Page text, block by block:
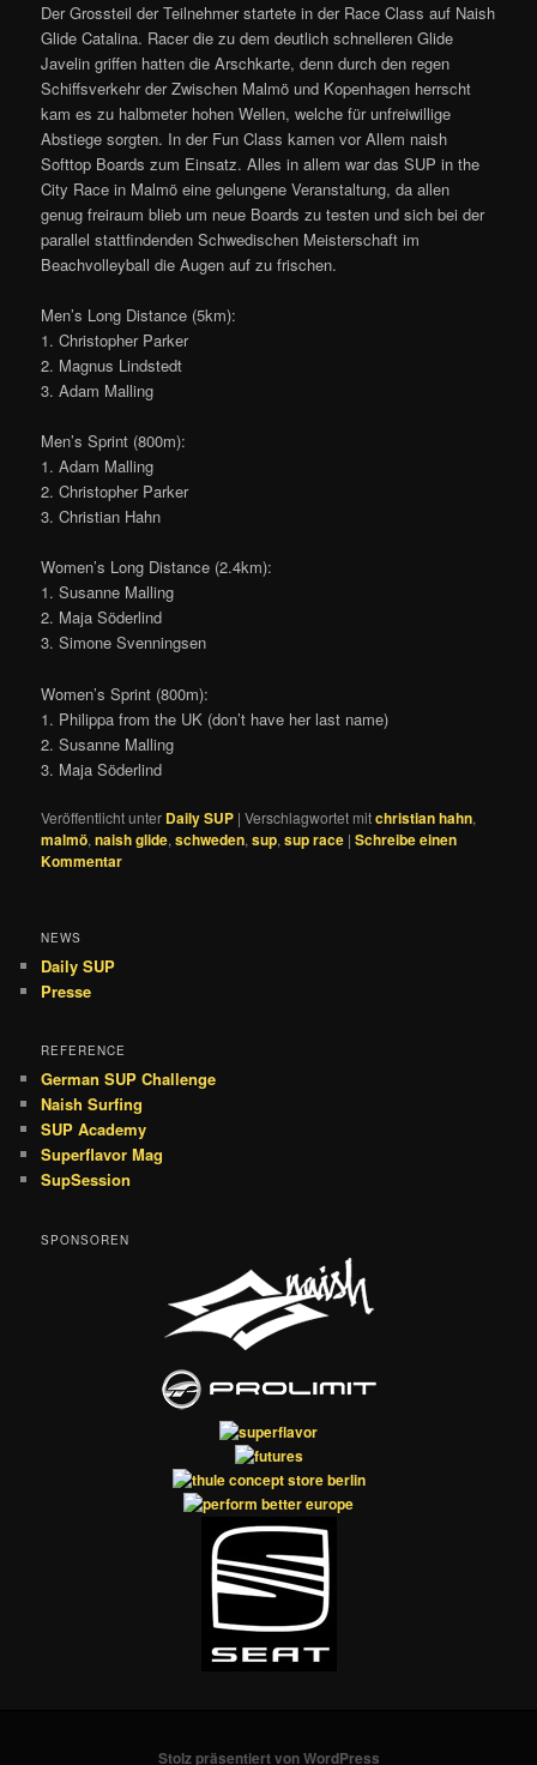
Der Grossteil der Teilnehmer startete in der Race Class auf Naish
Glide Catalina. Racer die zu dem deutlich schnelleren Glide
Javelin griffen hatten die Arschkarte, denn durch den regen
Schiffsverkehr der Zwischen Malmö und Kopenhagen herrscht
kam es zu halbmeter hohen Wellen, welche für unfreiwillige
Abstiege sorgten. In der Fun Class kamen vor Allem naish
Softtop Boards zum Einsatz. Alles in allem war das SUP in the
City Race in Malmö eine gelungene Veranstaltung, da allen
genug freiraum blieb um neue Boards zu testen und sich bei der
parallel stattfindenden Schwedischen Meisterschaft im
Beachvolleyball die Augen auf zu frischen.
Men’s Long Distance (5km):
1. Christopher Parker
2. Magnus Lindstedt
3. Adam Malling
Men’s Sprint (800m):
1. Adam Malling
2. Christopher Parker
3. Christian Hahn
Women’s Long Distance (2.4km):
1. Susanne Malling
2. Maja Söderlind
3. Simone Svenningsen
Women’s Sprint (800m):
1. Philippa from the UK (don’t have her last name)
2. Susanne Malling
3. Maja Söderlind
Veröffentlicht unter Daily SUP |Verschlagwortet mitchristian hahn,
malmö,naish glide,schweden,sup,sup race |Schreibe einen
Kommentar
NEWS
Daily SUP
Presse
REFERENCE
German SUP Challenge
Naish Surfing
SUP Academy
Superflavor Mag
SupSession
SPONSOREN
Stolz präsentiert von WordPress